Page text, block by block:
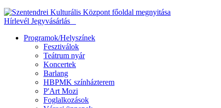
Hírlevél Jegyvásárlás
Programok/Helyszínek
Fesztiválok
Teátrum nyár
Koncertek
Barlang
HBPMK színházterem
P'Art Mozi
Foglalkozások